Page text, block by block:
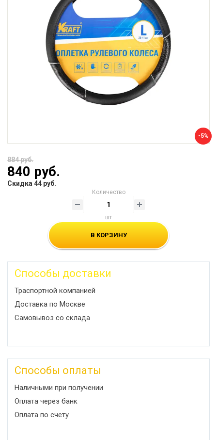
-5%
884 руб.
840 руб.
Скидка 44 руб.
Количество
шт
В КОРЗИНУ
Способы доставки
Траспортной компанией
Доставка по Москве
Самовывоз со склада
Способы оплаты
Наличными при получении
Оплата через банк
Оплата по счету